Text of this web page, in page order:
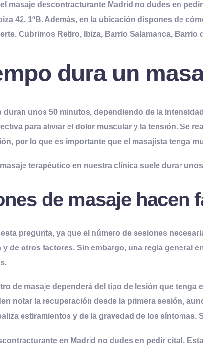
masaje descontracturante Madrid no dudes en
42, 1ºB. Además, en la ubicación dispones de
Cubrimos Retiro, Ibiza, Barrio Salamanca,
dura un
unos 50 minutos, dependiendo de la
para aliviar el dolor muscular y la tensión. Se
por lo que es importante que el masajista tenga
terapéutico en nuestra clínica suele durar
de masaje hacen
pregunta, ya que el número de sesiones
de otros factores. Sin embargo, una regla general
de masaje dependerá del tipo de lesión que
notar la recuperación desde la primera sesión,
estiramientos y de la gravedad de los síntomas.
en Madrid no dudes en pedir cita!.